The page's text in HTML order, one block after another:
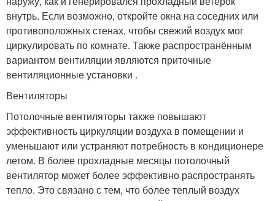
внутрь. Если возможно, откройте окна на соседних или
противоположных стенах, чтобы свежий воздух мог
циркулировать по комнате. Также распространённым
вариантом вентиляции являются приточные
вентиляционные установки .
Вентиляторы
Потолочные вентиляторы также повышают
эффективность циркуляции воздуха в помещении и
уменьшают или устраняют потребность в кондиционере
летом. В более прохладные месяцы потолочный
вентилятор может более эффективно распространять
тепло. Это связано с тем, что более теплый воздух